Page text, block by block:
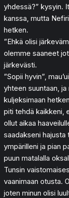
yhdessä?” kysyin.
kanssa, mutta
hetken.
”Ehkä olisi
olemme saaneet
järkevästi.
”Sopii hyvin”,
yhteen suuntaan,
kuljeksimaan
piti tehdä kaikkeni,
ollut aikaa
saadakseni hajusta
ympärilleni ja pian
puun matalalla
Tunsin
vaanimaan otusta.
joten minun olisi